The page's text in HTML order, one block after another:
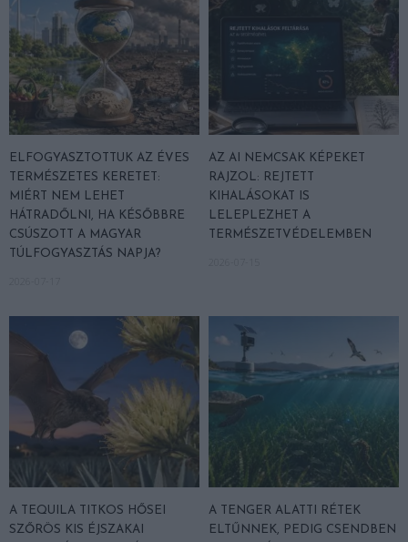
ELFOGYASZTOTTUK AZ ÉVES
TERMÉSZETES KERETET:
MIÉRT NEM LEHET
HÁTRADŐLNI, HA KÉSŐBBRE
CSÚSZOTT A MAGYAR
TÚLFOGYASZTÁS NAPJA?
AZ AI NEMCSAK KÉPEKET
RAJZOL: REJTETT
KIHALÁSOKAT IS
LELEPLEZHET A
TERMÉSZETVÉDELEMBEN
A TEQUILA TITKOS HŐSEI
SZŐRÖS KIS ÉJSZAKAI
A TENGER ALATTI RÉTEK
ELTŰNNEK, PEDIG CSENDBEN